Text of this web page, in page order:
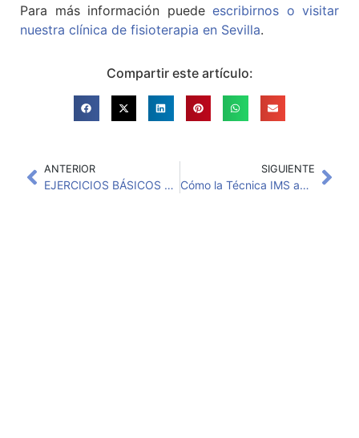
Para más información puede escribirnos o visitar
nuestra clínica de fisioterapia en Sevilla.
Compartir este artículo:
ANTERIOR
EJERCICIOS BÁSICOS PARA EL CUELLO
SIGUIENTE
Cómo la Técnica IMS ayuda a aliviar los músculos tensos